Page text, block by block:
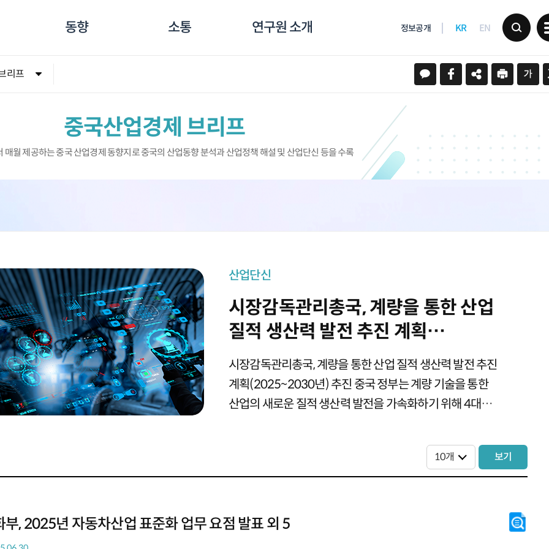
동향 소통 연구원 소개 정보공개 KR EN
리프
중국산업경제 브리프
매월 제공하는 중국 산업경제 동향지로 중국의 산업동향 분석과 산업정책 해설 및 산업단신 등을 수록
산업단신
시장감독관리총국, 계량을 통한 산업
질적 생산력 발전 추진 계획
(2025~2030년) 추진 외
시장감독관리총국, 계량을 통한 산업 질적 생산력 발전 추진
계획(2025~2030년) 추진 중국 정부는 계량 기술을 통한
산업의 새로운 질적 생산력 발전을 가속화하기 위해 4대
보기
, 2025년 자동차산업 표준화 업무 요점 발표 외 5